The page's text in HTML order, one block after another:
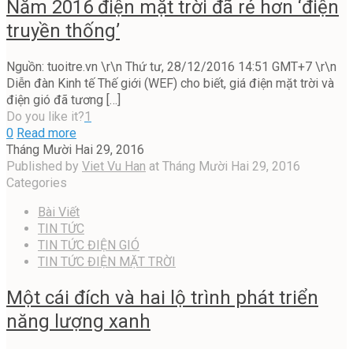
Năm 2016 điện mặt trời đã rẻ hơn ‘điện
truyền thống’
Nguồn: tuoitre.vn \r\n Thứ tư, 28/12/2016 14:51 GMT+7 \r\n
Diễn đàn Kinh tế Thế giới (WEF) cho biết, giá điện mặt trời và
điện gió đã tương […]
Do you like it?1
0 Read more
Tháng Mười Hai 29, 2016
Published by Viet Vu Han at Tháng Mười Hai 29, 2016
Categories
Bài Viết
TIN TỨC
TIN TỨC ĐIỆN GIÓ
TIN TỨC ĐIỆN MẶT TRỜI
Một cái đích và hai lộ trình phát triển
năng lượng xanh